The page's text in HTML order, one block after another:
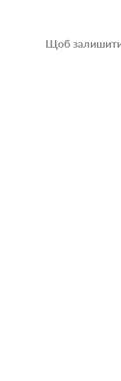
Щоб